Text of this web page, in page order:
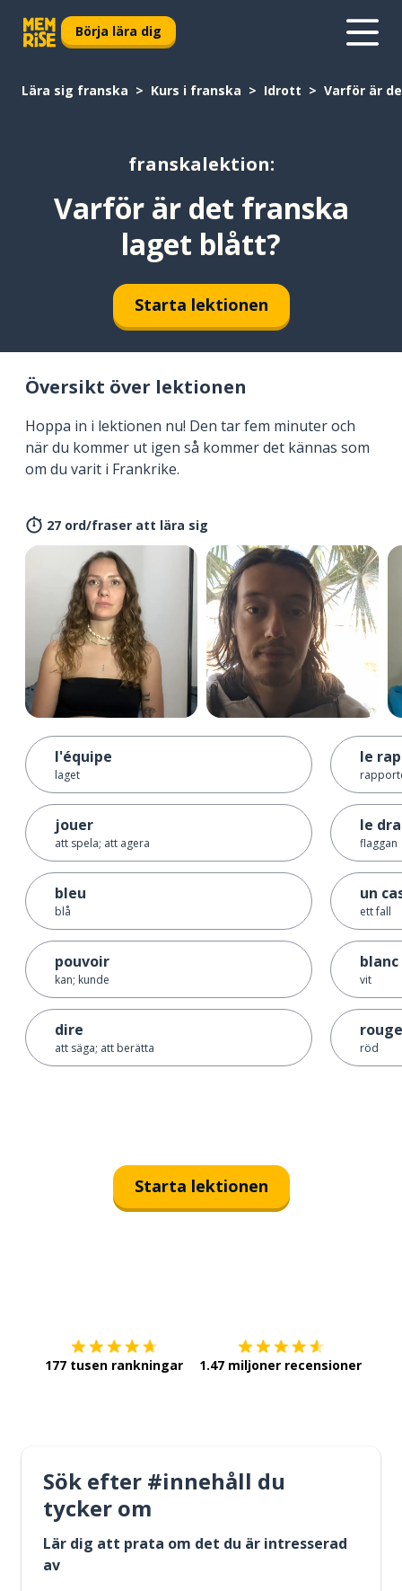
Börja lära dig
Lära sig franska Kurs i franska Idrott Varför är
franskalektion:
Varför är det franska
laget blått?
Starta lektionen
Översikt över lektionen
Hoppa in i lektionen nu! Den tar fem minuter och
när du kommer ut igen så kommer det kännas som
om du varit i Frankrike.
27 ord/fraser att lära sig
l'équipe
laget
jouer
att spela; att agera
bleu
blå
pouvoir
kan; kunde
dire
att säga; att berätta
le
le
flaggan
un
ett fall
blanc
vit
rouge
röd
Starta lektionen
177 tusen rankningar 1.47 miljoner recensioner
Sök efter #innehåll du
tycker om
Lär dig att prata om det du är intresserad
av